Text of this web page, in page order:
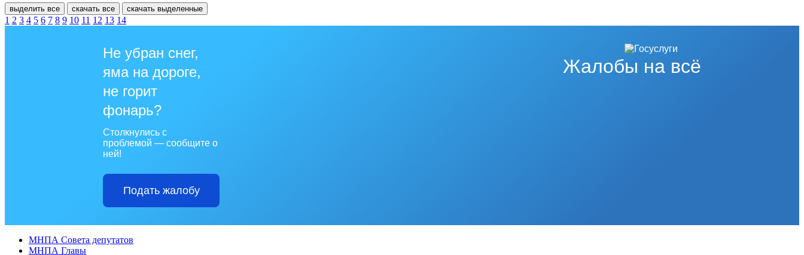
выделить все скачать все скачать выделенные
1 2 3 4 5 6 7 8 9 10 11 12 13 14
Жалобы на всё
Не убран снег,
яма на дороге,
не горит
фонарь?
Столкнулись с
проблемой — сообщите о
ней!
Подать жалобу
МНПА Совета депутатов
МНПА Главы